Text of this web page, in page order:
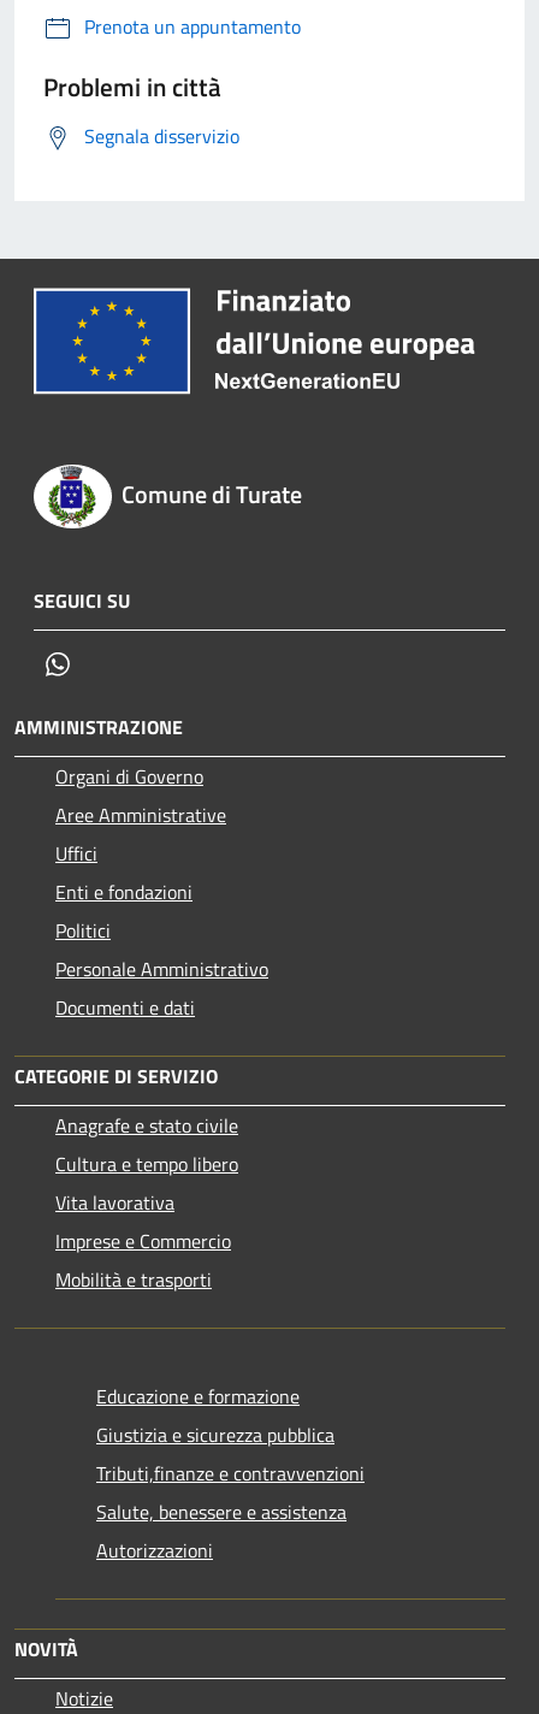
Prenota un appuntamento
Problemi in città
Segnala disservizio
Comune di Turate
SEGUICI SU
AMMINISTRAZIONE
Organi di Governo
Aree Amministrative
Uffici
Enti e fondazioni
Politici
Personale Amministrativo
Documenti e dati
CATEGORIE DI SERVIZIO
Anagrafe e stato civile
Cultura e tempo libero
Vita lavorativa
Imprese e Commercio
Mobilità e trasporti
Educazione e formazione
Giustizia e sicurezza pubblica
Tributi,finanze e contravvenzioni
Salute, benessere e assistenza
Autorizzazioni
NOVITÀ
Notizie